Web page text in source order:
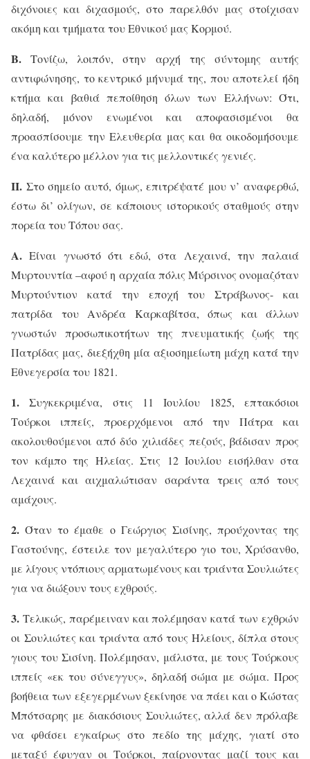
διχόνοιες και διχασμούς, στο παρελθόν μας στοίχισαν
ακόμη και τμήματα του Εθνικού μας Κορμού.
Β.Τονίζω, λοιπόν, στην αρχή της σύντομης αυτής
αντιφώνησης, το κεντρικό μήνυμά της, που αποτελεί ήδη
κτήμα και βαθιά πεποίθηση όλων των Ελλήνων: Ότι,
δηλαδή, μόνον ενωμένοι και αποφασισμένοι θα
προασπίσουμε την Ελευθερία μας και θα οικοδομήσουμε
ένα καλύτερο μέλλον για τις μελλοντικές γενιές.
ΙΙ. Στο σημείο αυτό, όμως, επιτρέψατέ μου ν’ αναφερθώ,
έστω δι’ ολίγων, σε κάποιους ιστορικούς σταθμούς στην
πορεία του Τόπου σας.
Α.Είναι γνωστό ότι εδώ, στα Λεχαινά, την παλαιά
Μυρτουντία –αφού η αρχαία πόλις Μύρσινος ονομαζόταν
Μυρτούντιον κατά την εποχή του Στράβωνος- και
πατρίδα του Ανδρέα Καρκαβίτσα, όπως και άλλων
γνωστών προσωπικοτήτων της πνευματικής ζωής της
Πατρίδας μας, διεξήχθη μία αξιοσημείωτη μάχη κατά την
Εθνεγερσία του 1821.
1. Συγκεκριμένα,
στις 11 Ιουλίου 1825, επτακόσιοι
Τούρκοι ιππείς, προερχόμενοι από την Πάτρα και
ακολουθούμενοι από δύο χιλιάδες πεζούς, βάδισαν προς
τον κάμπο της Ηλείας. Στις 12 Ιουλίου εισήλθαν στα
Λεχαινά και αιχμαλώτισαν σαράντα τρεις από τους
αμάχους.
2. Όταν το έμαθε ο Γεώργιος Σισίνης, προύχοντας της
Γαστούνης, έστειλε τον μεγαλύτερο γιο του, Χρύσανθο,
με λίγους ντόπιους αρματωμένους και τριάντα Σουλιώτες
για να διώξουν τους εχθρούς.
3. Τελικώς, παρέμειναν και πολέμησαν κατά των εχθρών
οι Σουλιώτες και τριάντα από τους Ηλείους, δίπλα στους
γιους του Σισίνη. Πολέμησαν, μάλιστα, με τους Τούρκους
ιππείς «εκ του σύνεγγυς», δηλαδή σώμα με σώμα. Προς
βοήθεια των εξεγερμένων ξεκίνησε να πάει και ο Κώστας
Μπότσαρης με διακόσιους Σουλιώτες, αλλά δεν πρόλαβε
να φθάσει εγκαίρως στο πεδίο της μάχης, γιατί στο
μεταξύ έφυγαν οι Τούρκοι, παίρνοντας μαζί τους και